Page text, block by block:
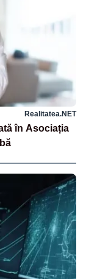
Realitatea.NET
în Asociația